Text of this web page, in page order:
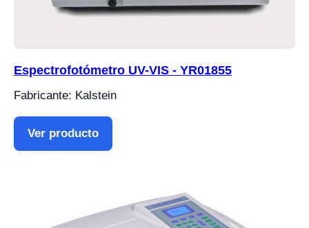
Espectrofotómetro UV-VIS - YR01855
Fabricante: Kalstein
Ver producto